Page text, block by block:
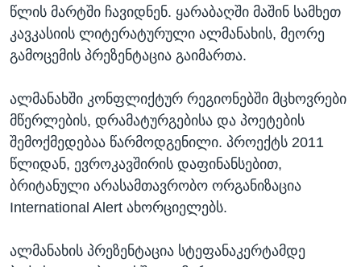
წლის მარტში ჩავიდნენ. ყარაბაღში მაშინ სამხეთ
კავკასიის ლიტერატურული ალმანახის, მეორე
გამოცემის პრეზენტაცია გაიმართა.
ალმანახში კონფლიქტურ რეგიონებში მცხოვრები
მწერლების, დრამატურგებისა და პოეტების
შემოქმედებაა წარმოდგენილი. პროექტს 2011
წლიდან, ევროკავშირის დაფინანსებით,
ბრიტანული არასამთავრობო ორგანიზაცია
International Alert ახორციელებს.
ალმანახის პრეზენტაცია სტეფანაკერტამდე